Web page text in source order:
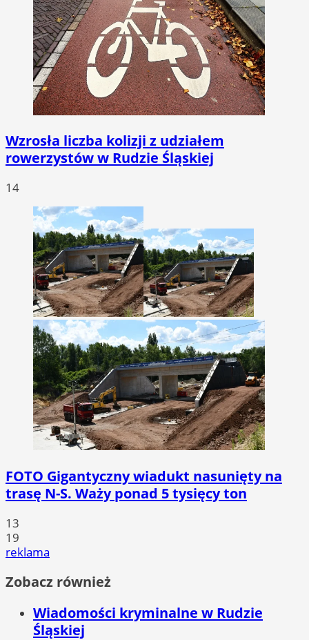
Wzrosła liczba kolizji z udziałem
rowerzystów w Rudzie Śląskiej
14
FOTO Gigantyczny wiadukt nasunięty na
trasę N-S. Waży ponad 5 tysięcy ton
13
19
reklama
Zobacz również
Wiadomości kryminalne w Rudzie
Śląskiej